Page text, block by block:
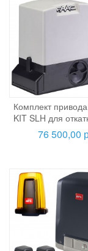
Комплект
KIT SLH для
76 500,00